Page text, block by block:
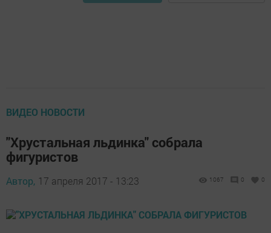
ВИДЕО НОВОСТИ
"Хрустальная льдинка" собрала
фигуристов
Автор, 17 апреля 2017 - 13:23 1067 0 0